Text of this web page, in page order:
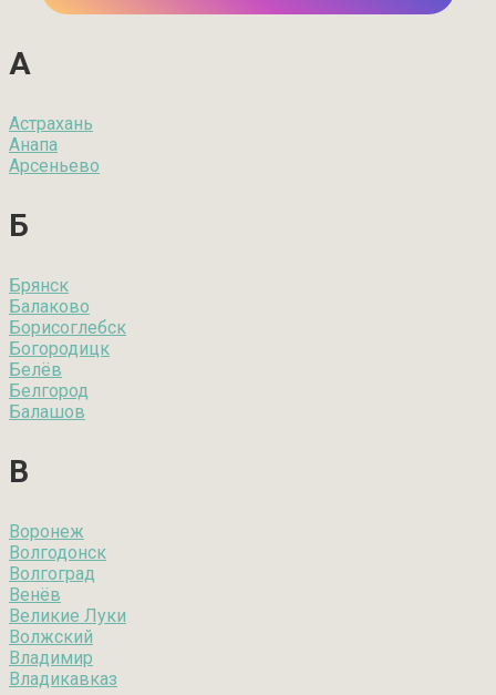
А
Астрахань
Анапа
Арсеньево
Б
Брянск
Балаково
Борисоглебск
Богородицк
Белёв
Белгород
Балашов
В
Воронеж
Волгодонск
Волгоград
Венёв
Великие Луки
Волжский
Владимир
Владикавказ